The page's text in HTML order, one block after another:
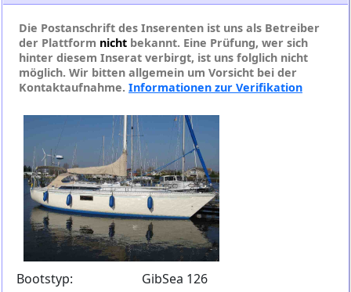
Die Postanschrift des Inserenten ist uns als Betreiber
der Plattform nicht bekannt. Eine Prüfung, wer sich
hinter diesem Inserat verbirgt, ist uns folglich nicht
möglich. Wir bitten allgemein um Vorsicht bei der
Kontaktaufnahme. Informationen zur Verifikation
Bootstyp:
GibSea 126